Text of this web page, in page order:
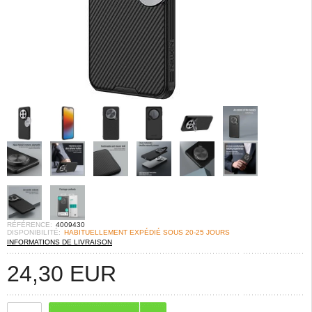
RÉFÉRENCE: 4009430
DISPONIBILITÉ: HABITUELLEMENT EXPÉDIÉ SOUS 20-25 JOURS
INFORMATIONS DE LIVRAISON
24,30 EUR